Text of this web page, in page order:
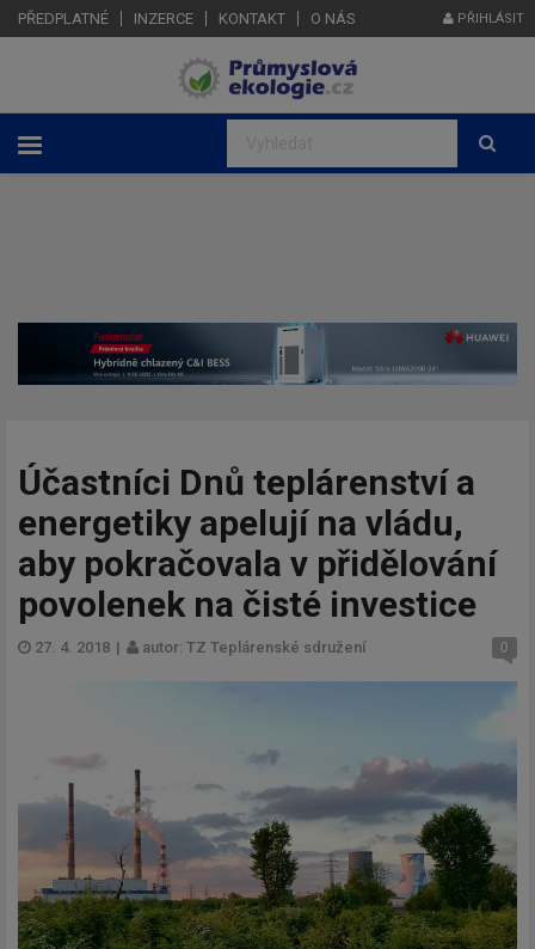
PŘEDPLATNÉ INZERCE KONTAKT O NÁS PŘIHLÁSIT
Účastníci Dnů teplárenství a
energetiky apelují na vládu,
aby pokračovala v přidělování
povolenek na čisté investice
27. 4. 2018 | autor: TZ Teplárenské sdružení 0